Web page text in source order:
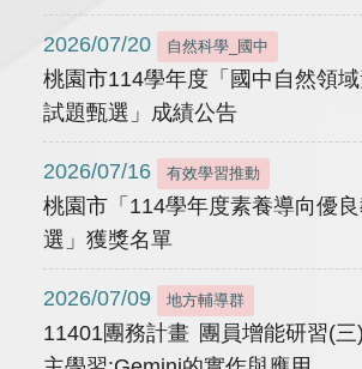
2026/07/20 自然科學_國中
桃園市114學年度「國中自然領
試題甄選」成績公告
2026/07/16 有效學習推動
桃園市「114學年度素養導向優
選」獲獎名單
2026/07/09 地方輔導群
11401團務計畫 團員增能研習(三